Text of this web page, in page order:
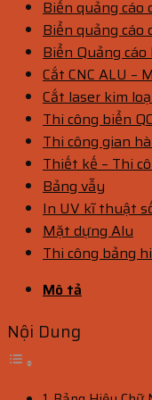
Biển quảng cáo
Biển quảng cáo
Biển Quảng
Cắt CNC ALU –
Cắt laser kim
Thi công biển
Thi công gian
Thiết kế – Thi
Bảng vẫy
In UV kĩ thuật
Mặt dựng Alu
Thi công bảng
Mô tả
Nội Dung